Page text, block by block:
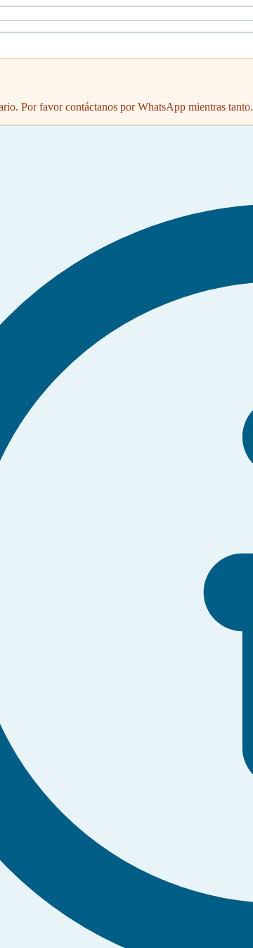
Por favor contáctanos por WhatsApp mientras tanto.